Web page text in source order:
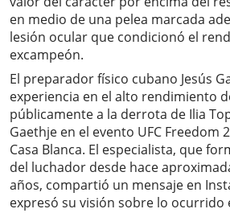
en medio de una pelea marcada
lesión ocular que condicionó el
excampeón.
El preparador físico cubano Jesús
experiencia en el alto rendimiento
públicamente a la derrota de Ilia
Gaethje en el evento UFC Freedom
Casa Blanca. El especialista, que
del luchador desde hace
años, compartió un mensaje en
expresó su visión sobre lo ocurrido